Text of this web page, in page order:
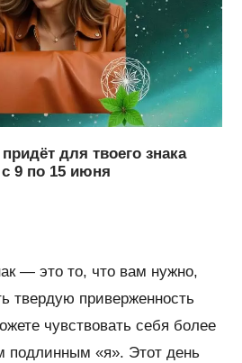
для твоего знака
9 по 15 июня
— это то, что вам нужно,
твердую приверженность
чувствовать себя более
подлинным «я». Этот день